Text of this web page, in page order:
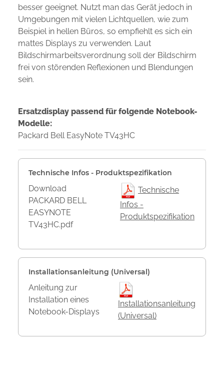
besser geeignet. Nutzt man das Gerät jedoch in
Umgebungen mit vielen Lichtquellen, wie zum
Beispiel in hellen Büros, so empfiehlt es sich ein
mattes Displays zu verwenden. Laut
Bildschirmarbeitsverordnung soll der Bildschirm
frei von störenden Reflexionen und Blendungen
sein.
Ersatzdisplay passend für folgende Notebook-
Modelle:
Packard Bell EasyNote TV43HC
Technische Infos - Produktspezifikation
Download
PACKARD BELL
EASYNOTE
TV43HC.pdf
Technische
Infos -
Produktspezifikation
Installationsanleitung (Universal)
Anleitung zur
Installation eines
Notebook-Displays
Installationsanleitung
(Universal)